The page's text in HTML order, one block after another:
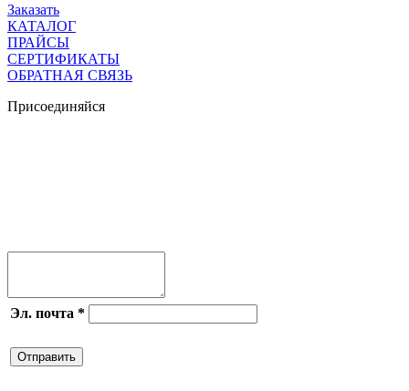
Заказать
КАТАЛОГ
ПРАЙСЫ
СЕРТИФИКАТЫ
ОБРАТНАЯ СВЯЗЬ
Присоединяйся
Эл. почта *
Отправить